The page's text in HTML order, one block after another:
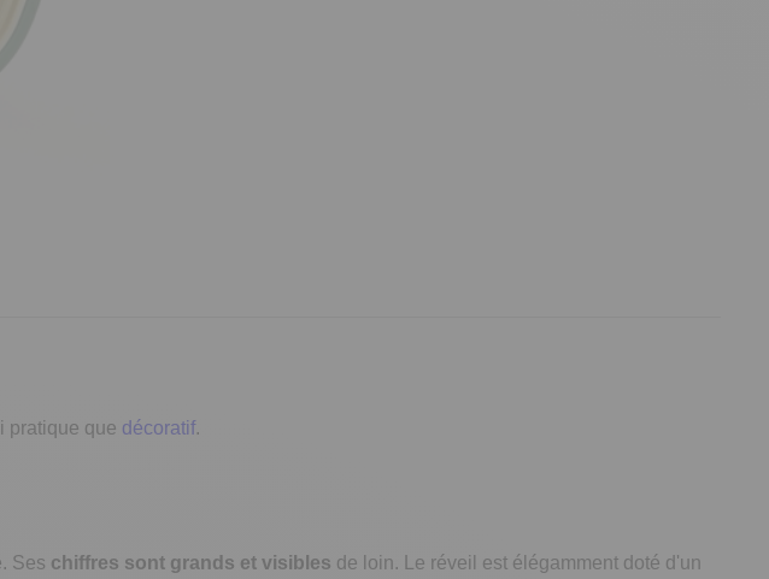
pratique que décoratif.
Ses chiffres sont grands et visibles de loin. Le réveil est élégamment doté d'un